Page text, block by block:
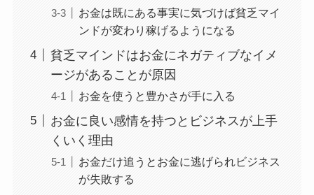
お金は既にある事実に気づけば貧乏マイ
ンドが変わり稼げるようになる
貧乏マインドはお金にネガティブなイメ
ージがあることが原因
お金を使うと豊かさが手に入る
お金に良い感情を持つとビジネスが上手
くいく理由
お金だけ追うとお金に逃げられビジネス
が失敗する